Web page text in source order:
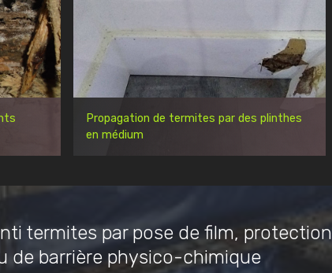
Propagation de termites par des plinthes
en médium
termites par pose de film, protection
de barrière physico-chimique